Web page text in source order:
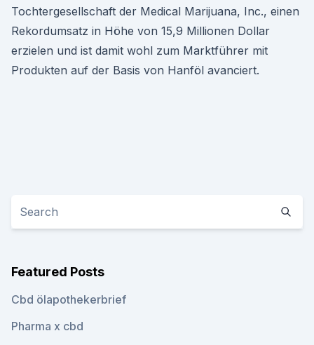
Tochtergesellschaft der Medical Marijuana, Inc., einen
Rekordumsatz in Höhe von 15,9 Millionen Dollar
erzielen und ist damit wohl zum Marktführer mit
Produkten auf der Basis von Hanföl avanciert.
Featured Posts
Cbd ölapothekerbrief
Pharma x cbd